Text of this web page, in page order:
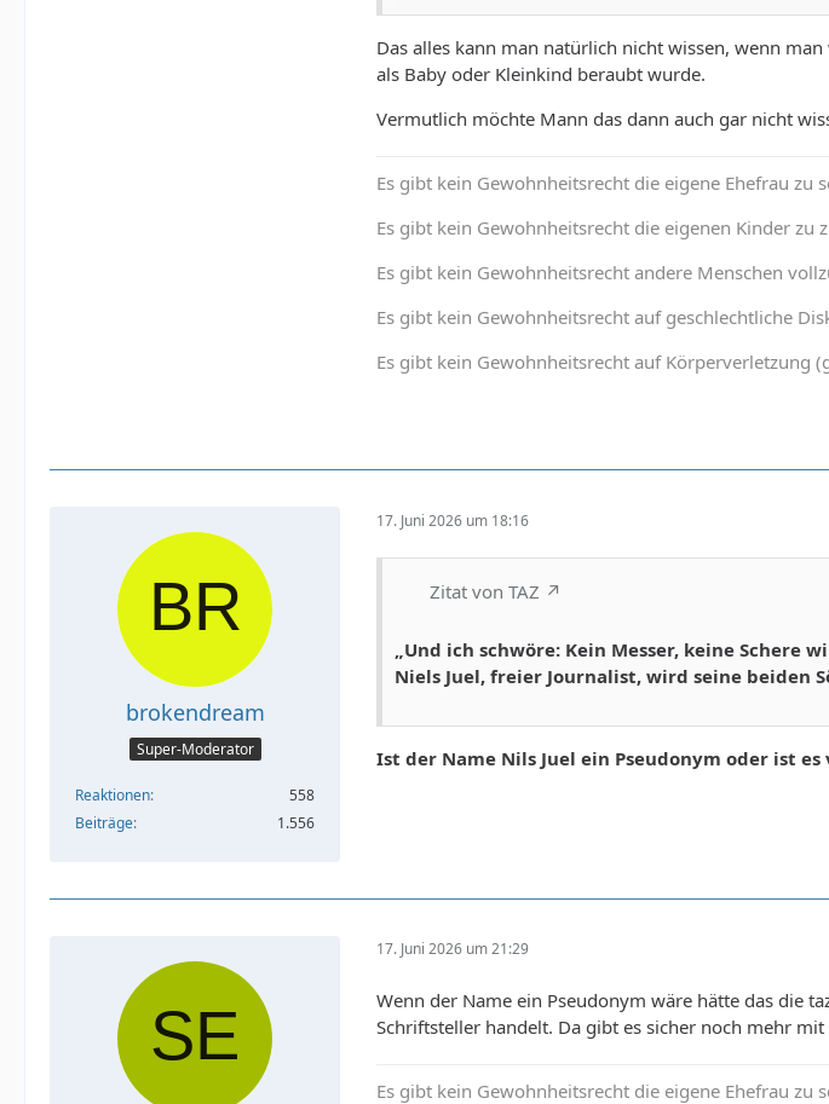
gers reflex contraction of bulbocavernosus and
bulbospongiosus. These “bulb muscles” compress
the root or bulb of the penis and among other
things, including
Das alles kann man natürlich nicht wissen, wenn
als Baby oder Kleinkind beraubt wurde.
Vermutlich möchte Mann das dann auch gar nicht
Es gibt kein Gewohnheitsrecht die eigene Ehefrau zu
Es gibt kein Gewohnheitsrecht die eigenen Kinder zu
Es gibt kein Gewohnheitsrecht andere Menschen
Es gibt kein Gewohnheitsrecht auf geschlechtliche
Es gibt kein Gewohnheitsrecht auf Körperverletzung
brokendream
Super-Moderator
Reaktionen
558
Beiträge
1.556
17. Juni 2026 um 18:16
Zitat von TAZ
„Und ich schwöre: Kein Messer, keine Schere
Niels Juel, freier Journalist, wird seine beiden
Ist der Name Nils Juel ein Pseudonym oder ist
17. Juni 2026 um 21:29
Wenn der Name ein Pseudonym wäre hätte das die
Schriftsteller handelt. Da gibt es sicher noch mehr mit
Es gibt kein Gewohnheitsrecht die eigene Ehefrau zu